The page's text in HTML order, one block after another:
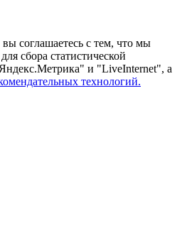
соглашаетесь с тем, что мы
для сбора статистической
и "LiveInternet", а
технологий.